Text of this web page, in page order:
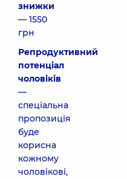
знижки
— 1550
грн
Репродуктивний
потенціал
чоловіків
—
спеціальна
пропозиція
буде
корисна
кожному
чоловікові,